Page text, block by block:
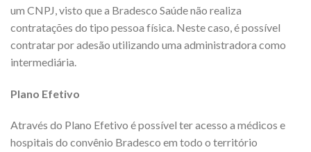
um CNPJ, visto que a Bradesco Saúde não realiza
contratações do tipo pessoa física. Neste caso, é possível
contratar por adesão utilizando uma administradora como
intermediária.
Plano Efetivo
Através do Plano Efetivo é possível ter acesso a médicos e
hospitais do convênio Bradesco em todo o território